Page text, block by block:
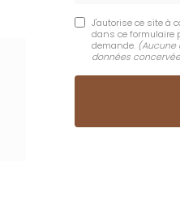
J'autorise ce site à
dans ce formulaire
demande. (Aucune
données